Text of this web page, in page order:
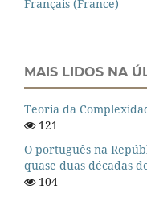
Français (France)
MAIS LIDOS NA
Teoria da
121
O português na
quase duas décadas
104